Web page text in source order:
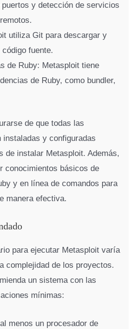
y detección de servicios
utiliza Git para descargar y
fuente.
de Ruby: Metasploit tiene
de Ruby, como bundler,
de que todas las
instaladas y configuradas
de instalar Metasploit. Además,
conocimientos básicos de
y en línea de comandos para
manera efectiva.
para ejecutar Metasploit varía
complejidad de los proyectos.
un sistema con las
mínimas:
menos un procesador de